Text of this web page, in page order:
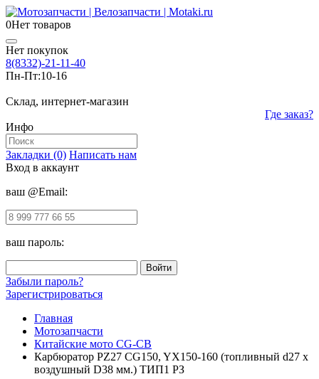
0Нет товаров
Нет покупок
8(8332)-21-11-40
Пн-Пт:10-16
Склад, интернет-магазин
Где заказ?
Инфо
Закладки (0) Написать нам
Вход в аккаунт
ваш @Email:
ваш пароль:
Забыли пароль?
Зарегистрироваться
Главная
Мотозапчасти
Китайские мото CG-CB
Карбюратор PZ27 CG150, YX150-160 (топливный d27 x
воздушный D38 мм.) ТИП1 РЗ